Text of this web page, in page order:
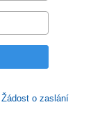
Žádost o zaslání